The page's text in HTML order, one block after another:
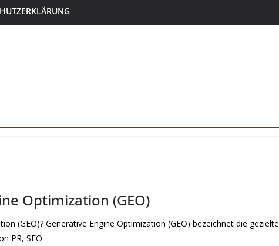
Optimization (GEO)
(GEO)? Generative Engine Optimization (GEO) bezeichnet die gezielte
PR, SEO